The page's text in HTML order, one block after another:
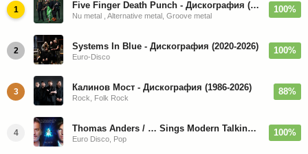
1 Five Finger Death Punch - Дискография (2008-2026)
Nu metal , Alternative metal, Groove metal
100%
2 Systems In Blue - Дискография (2020-2026)
Euro-Disco
100%
3 Калинов Мост - Дискография (1986-2026)
Rock, Folk Rock
88%
4 Thomas Anders / … Sings Modern Talking: The Best hi-res
Euro Disco, Pop
100%